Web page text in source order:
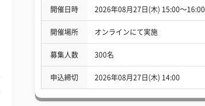
開催日時 2026年08月27日(木) 15:00〜16:00
開催場所 オンラインにて実施
募集人数 300名
申込締切 2026年08月27日(木) 14:00